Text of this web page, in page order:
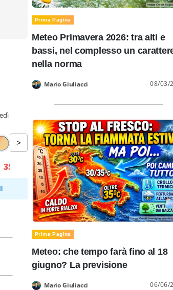
13
35°
>
Prima Pagina
Meteo Primavera 2026: tra alti e
bassi, nel complesso un
nella norma
Mario Giuliacci 08/03/
Prima Pagina
Meteo: che tempo farà fino al 18
giugno? La previsione
Mario Giuliacci 06/06/